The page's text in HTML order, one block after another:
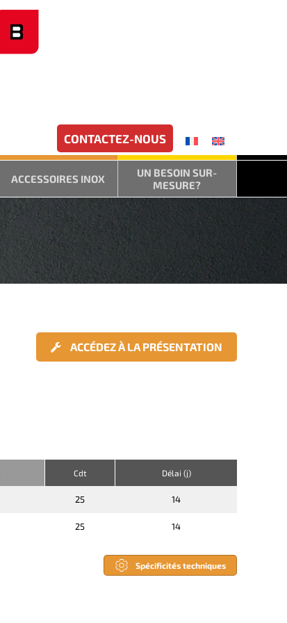
CONTACTEZ-NOUS
ACCESSOIRES INOX
UN BESOIN SUR-
MESURE?
ACCÉDEZ À LA PRÉSENTATION
Cdt Délai (j)
25 14
25 14
Spécificités techniques